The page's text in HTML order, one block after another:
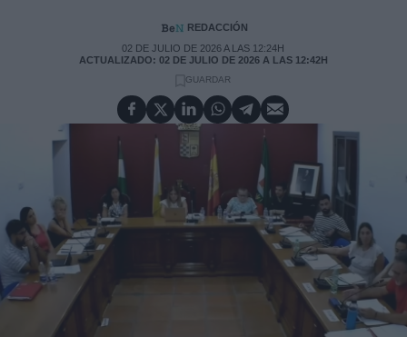
REDACCIÓN
02 DE JULIO DE 2026 A LAS 12:24H
ACTUALIZADO: 02 DE JULIO DE 2026 A LAS 12:42H
GUARDAR